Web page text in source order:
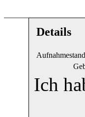
Details
Ich